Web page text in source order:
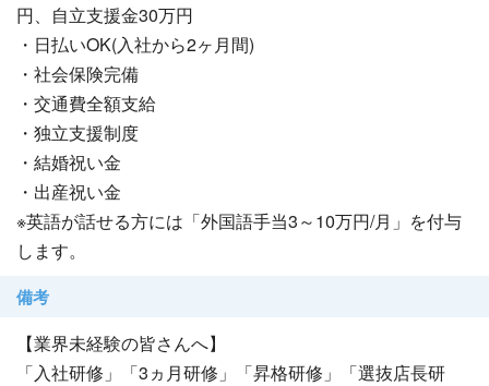
円、自立支援金30万円
・日払いOK(入社から2ヶ月間)
・社会保険完備
・交通費全額支給
・独立支援制度
・結婚祝い金
・出産祝い金
※英語が話せる方には「外国語手当3～10万円/月」を付与
します。
備考
【業界未経験の皆さんへ】
「入社研修」「3ヵ月研修」「昇格研修」「選抜店長研